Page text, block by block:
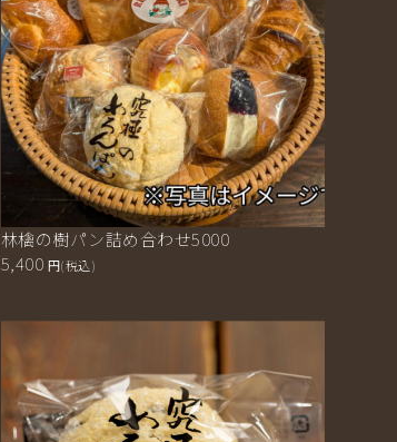
林檎の樹パン詰め合わせ5000
5,400 円(税込)